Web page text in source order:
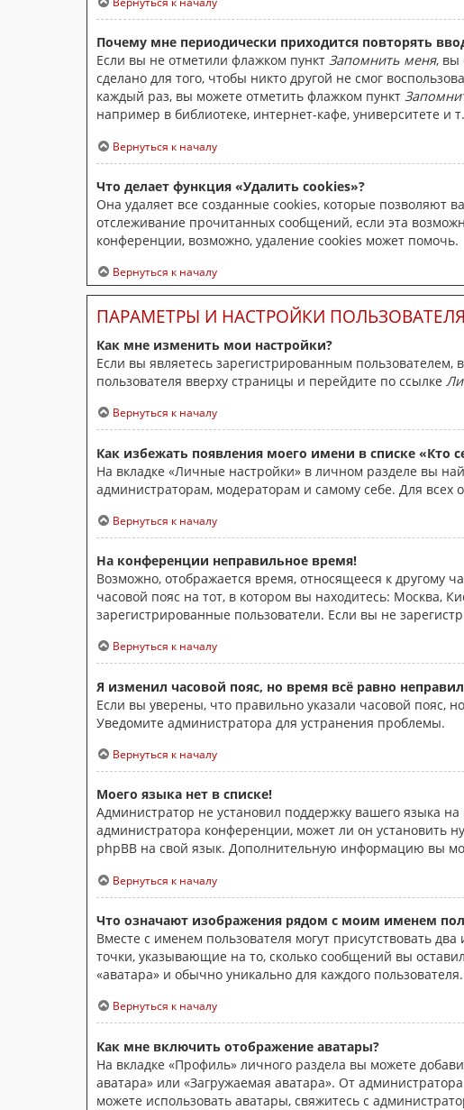
Почему мне периодически приходится повторять
Если вы не отметили флажком пункт Запомнить меня, вы
сделано для того, чтобы никто другой не смог
каждый раз, вы можете отметить флажком пункт
например в библиотеке, интернет-кафе, университете и
Вернуться к началу
Что делает функция «Удалить cookies»?
Она удаляет все созданные cookies, которые позволяют
отслеживание прочитанных сообщений, если эта
конференции, возможно, удаление cookies может помочь.
Вернуться к началу
ПАРАМЕТРЫ И НАСТРОЙКИ ПОЛЬЗОВАТЕЛЯ
Как мне изменить мои настройки?
Если вы являетесь зарегистрированным
пользователя вверху страницы и перейдите по ссылке
Вернуться к началу
Как избежать появления моего имени в списке «Кто
На вкладке «Личные настройки» в личном разделе вы
администраторам, модераторам и самому себе. Для всех
Вернуться к началу
На конференции неправильное время!
Возможно, отображается время, относящееся к другому
часовой пояс на тот, в котором вы находитесь: Москва,
зарегистрированные пользователи. Если вы не
Вернуться к началу
Я изменил часовой пояс, но время всё равно
Если вы уверены, что правильно указали часовой пояс,
Уведомите администратора для устранения проблемы.
Вернуться к началу
Моего языка нет в списке!
Администратор не установил поддержку вашего языка
администратора конференции, может ли он установить
phpBB на свой язык. Дополнительную информацию вы
Вернуться к началу
Что означают изображения рядом с моим именем
Вместе с именем пользователя могут присутствовать
точки, указывающие на то, сколько сообщений вы
«аватара» и обычно уникально для каждого пользователя.
Вернуться к началу
Как мне включить отображение аватары?
На вкладке «Профиль» личного раздела вы можете
аватара» или «Загружаемая аватара». От
можете использовать аватары, свяжитесь с